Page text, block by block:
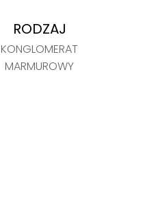
RODZAJ
KONGLOMERAT
MARMUROWY